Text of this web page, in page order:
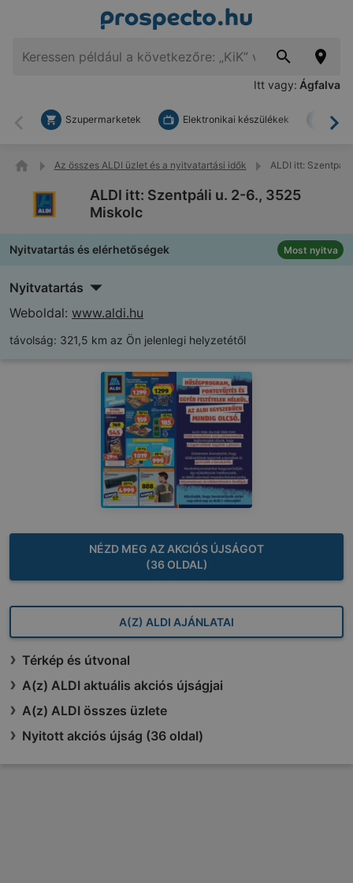
Itt vagy: Ágfalva
Vissza
Szupermarketek Elektronikai készülékek
Az összes ALDI üzlet és a nyitvatartási idők ALDI itt: Szentpáli
ALDI itt: Szentpáli u. 2-6., 3525
Miskolc
Nyitvatartás és elérhetőségek Most nyitva
Nyitvatartás
Weboldal: www.aldi.hu
távolság: 321,5 km az Ön jelenlegi helyzetétől
NÉZD MEG AZ AKCIÓS ÚJSÁGOT
(36 OLDAL)
A(Z) ALDI AJÁNLATAI
Térkép és útvonal
A(z) ALDI aktuális akciós újságjai
A(z) ALDI összes üzlete
Nyitott akciós újság (36 oldal)